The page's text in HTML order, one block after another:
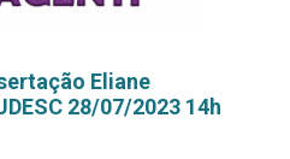
Eliane
28/07/2023 14h